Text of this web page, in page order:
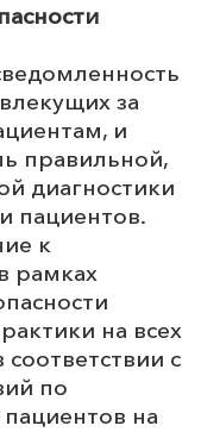
за
и
правильной,
диагностики
пациентов.
к
рамках
на всех
с
по
на